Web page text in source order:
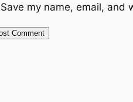
Save my name, email, and